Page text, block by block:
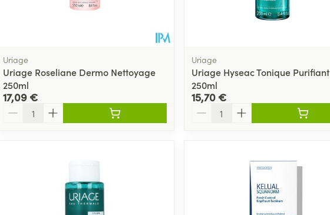
Uriage
Uriage Roseliane Dermo Nettoyage
250ml
17,09 €
Quantité
Uriage
Uriage Hyseac Tonique Purifiant
250ml
15,70 €
Quantité